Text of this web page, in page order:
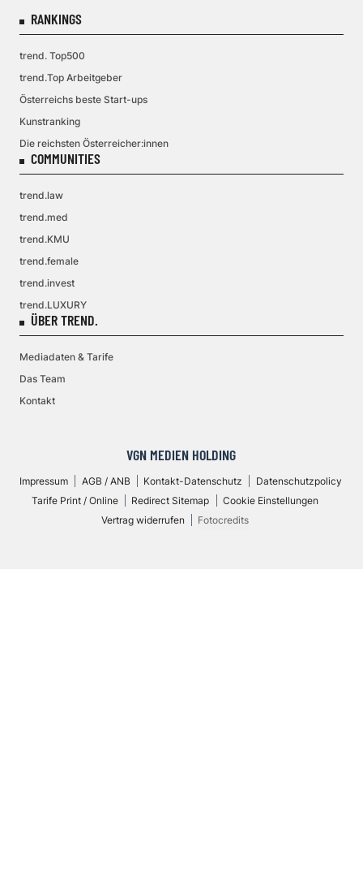
RANKINGS
trend. Top500
trend.Top Arbeitgeber
Österreichs beste Start-ups
Kunstranking
Die reichsten Österreicher:innen
COMMUNITIES
trend.law
trend.med
trend.KMU
trend.female
trend.invest
trend.LUXURY
ÜBER TREND.
Mediadaten & Tarife
Das Team
Kontakt
VGN MEDIEN HOLDING
Impressum AGB / ANB Kontakt-Datenschutz
Datenschutzpolicy
Tarife Print / Online
Redirect Sitemap
Cookie Einstellungen
Vertrag widerrufen
Fotocredits